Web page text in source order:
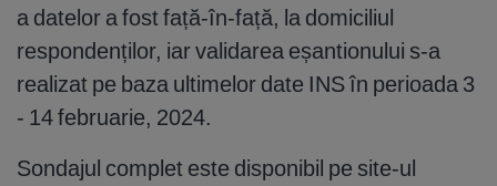
a datelor a fost față-în-față, la domiciliul
respondenților, iar validarea eșantionului s-a
realizat pe baza ultimelor date INS în perioada 3
- 14 februarie, 2024.
Sondajul complet este disponibil pe site-ul